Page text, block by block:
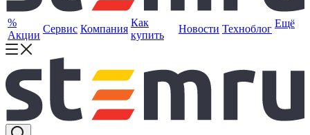
%
Акции
Сервис Компания
Как
купить
Новости Техноблог Ещё